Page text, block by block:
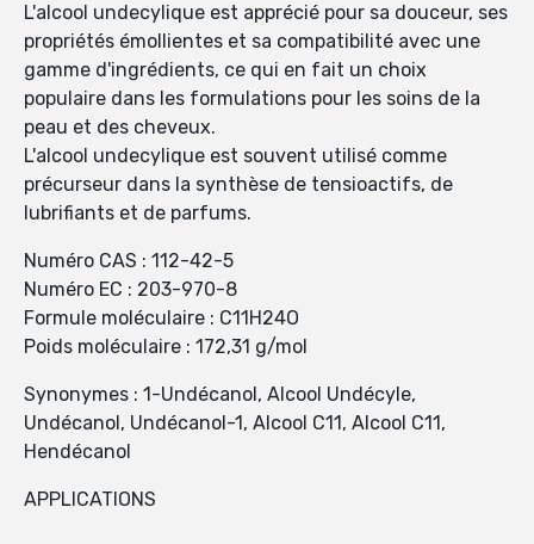
L'alcool undecylique est apprécié pour sa douceur, ses
propriétés émollientes et sa compatibilité avec une
gamme d'ingrédients, ce qui en fait un choix
populaire dans les formulations pour les soins de la
peau et des cheveux.
L'alcool undecylique est souvent utilisé comme
précurseur dans la synthèse de tensioactifs, de
lubrifiants et de parfums.
Numéro CAS : 112-42-5
Numéro EC : 203-970-8
Formule moléculaire : C11H24O
Poids moléculaire : 172,31 g/mol
Synonymes : 1-Undécanol, Alcool Undécyle,
Undécanol, Undécanol-1, Alcool C11, Alcool C11,
Hendécanol
APPLICATIONS